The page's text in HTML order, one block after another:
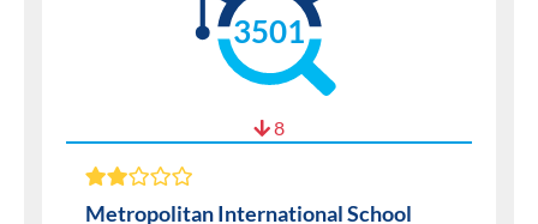
3501
8
Metropolitan International School